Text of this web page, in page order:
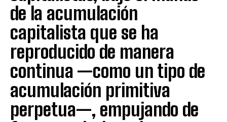
de la acumulación
capitalista que se ha
reproducido de manera
continua —como un tipo de
acumulación primitiva
perpetua—, empujando de